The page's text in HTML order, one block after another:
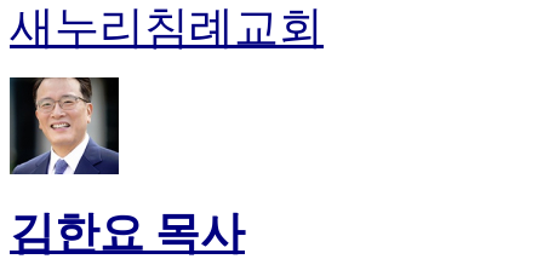
새누리침례교회
김한요 목사